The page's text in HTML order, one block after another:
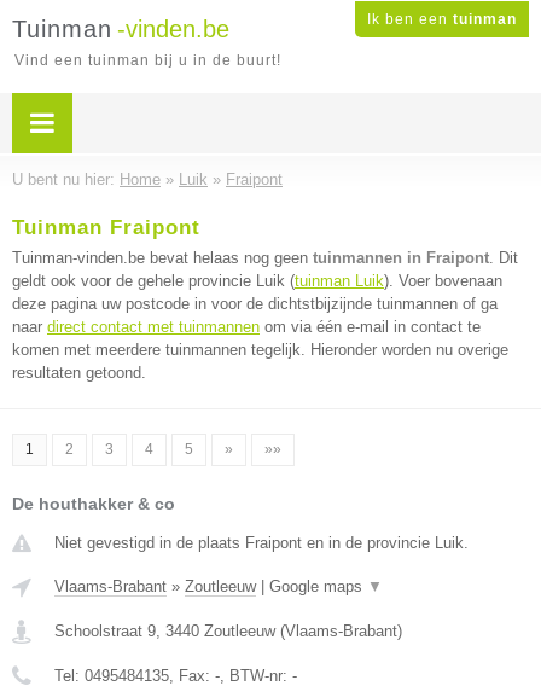
Ik ben een tuinman
Tuinman -vinden.be
Vind een tuinman bij u in de buurt!
U bent nu hier: Home » Luik » Fraipont
Tuinman Fraipont
Tuinman-vinden.be bevat helaas nog geen tuinmannen in Fraipont. Dit
geldt ook voor de gehele provincie Luik (tuinman Luik). Voer bovenaan
deze pagina uw postcode in voor de dichtstbijzijnde tuinmannen of ga
naar direct contact met tuinmannen om via één e-mail in contact te
komen met meerdere tuinmannen tegelijk. Hieronder worden nu overige
resultaten getoond.
1 2 3 4 5 » »»
De houthakker & co
Niet gevestigd in de plaats Fraipont en in de provincie Luik.
Vlaams-Brabant » Zoutleeuw| Google maps ▼
Schoolstraat 9, 3440 Zoutleeuw(Vlaams-Brabant)
Tel: 0495484135, Fax: -, BTW-nr: -